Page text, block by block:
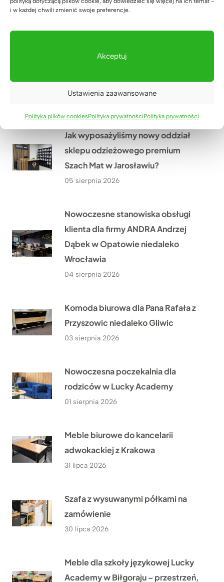
i w każdej chwili zmienić swoje preferencje.
Akceptuj
Ustawienia zaawansowane
Polityka plików cookiesPolityka prywatnościPolityka prywatności
czernią i mapa świata – realizacja
Jak wyposażyliśmy nowy oddział
sklepu odzieżowego premium
Szach Mat w Jarosławiu?
05 sierpnia 2026
Nowoczesne stanowiska obsługi
klienta dla firmy ANDRA Andrzej
Dąbek w Opatowie niedaleko
Wrocławia
04 sierpnia 2026
Komoda biurowa dla Pana Rafała z
Przyszowic niedaleko Gliwic
03 sierpnia 2026
Nowoczesna poczekalnia dla
rodziców w Lucky Academy
01 sierpnia 2026
Meble biurowe do kancelarii
adwokackiej z Krakowa
31 lipca 2026
Szafa z wysuwanymi półkami na
zamówienie
30 lipca 2026
Meble dla szkoły językowej Lucky
Academy w Biłgoraju – przestrzeń,